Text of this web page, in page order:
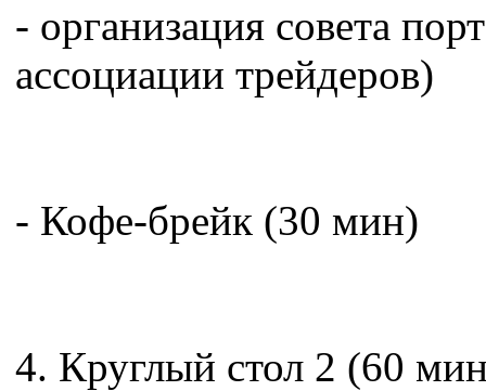
- организация совета
ассоциации трейдеров)
- Кофе-брейк (30 мин)
4. Круглый стол 2 (60